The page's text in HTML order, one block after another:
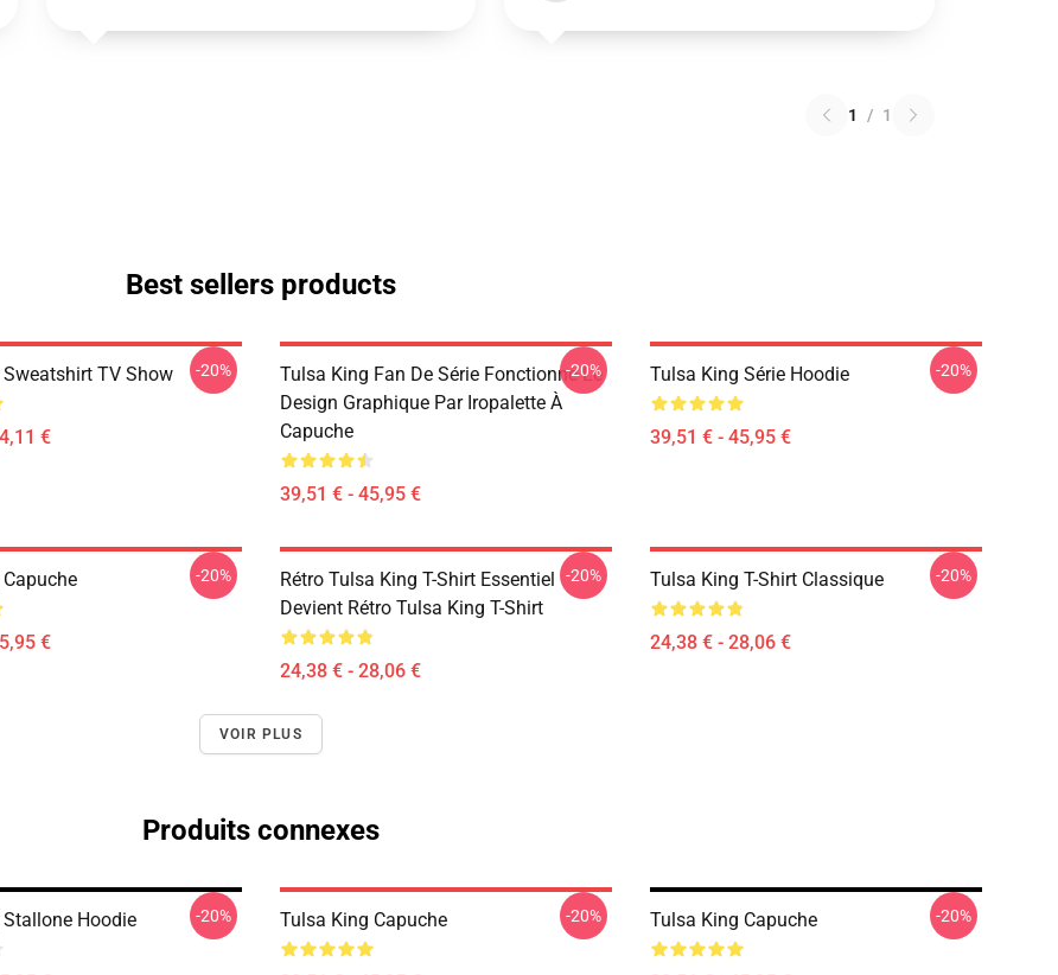
1 / 1
Best sellers products
TV Show
€
-20%
Tulsa King Fan De Série Fonctionne Le
Design Graphique Par Iropalette À
Capuche
39,51 € - 45,95 €
-20% Tulsa King Série Hoodie
39,51 € - 45,95 €
-20%
€
-20%
Rétro Tulsa King T-Shirt Essentiel
Devient Rétro Tulsa King T-Shirt
24,38 € - 28,06 €
-20% Tulsa King T-Shirt Classique
24,38 € - 28,06 €
-20%
VOIR PLUS
Produits connexes
Hoodie -20% Tulsa King Capuche -20% Tulsa King Capuche -20%